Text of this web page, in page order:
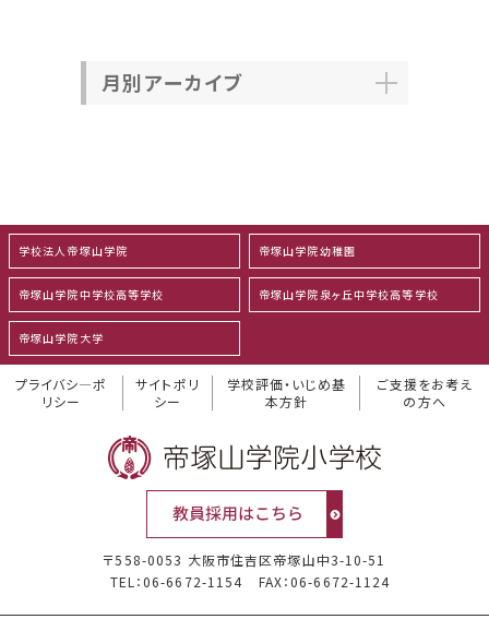
月別アーカイブ
学校法人帝塚山学院 帝塚山学院幼稚園
帝塚山学院中学校高等学校 帝塚山学院泉ヶ丘中学校高等学校
帝塚山学院大学
プライバシ―ポ
リシー
サイトポリ
シー
学校評価・いじめ基
本方針
ご支援をお考え
の方へ
〒558-0053 大阪市住吉区帝塚山中3-10-51
TEL：06-6672-1154
FAX：06-6672-1124